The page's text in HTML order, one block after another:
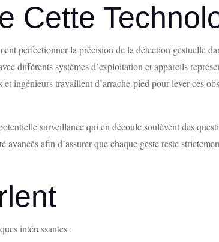
Cette
perfectionner la précision de la détection gestuelle
différents systèmes d’exploitation et appareils
ingénieurs travaillent d’arrache-pied pour lever ces
surveillance qui en découle soulèvent des
afin d’assurer que chaque geste reste
intéressantes :